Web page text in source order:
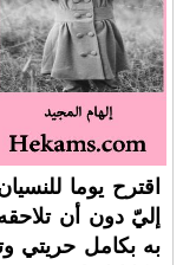
اقترح يوما
إليّ دون أن
به بكامل حريتي